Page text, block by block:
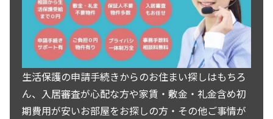
生活保護の申請手続きからのお住まい探しはもちろ
ん、入居審査が心配な方や家賃・敷金・礼金含め初
期費用が安いお部屋をお探しの方・その他ご事情が